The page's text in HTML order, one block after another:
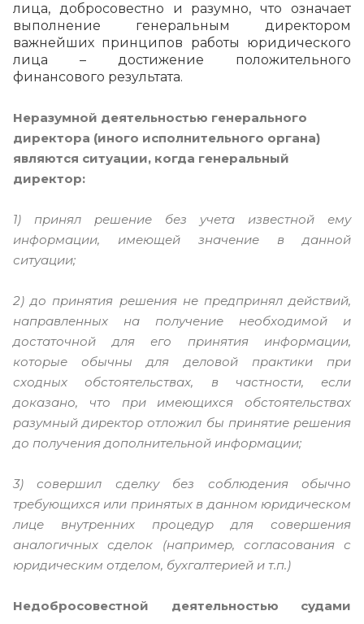
лица, добросовестно и разумно, что означает
выполнение генеральным директором
важнейших принципов работы юридического
лица – достижение положительного
финансового результата.
Неразумной деятельностью генерального
директора (иного исполнительного органа)
являются ситуации, когда генеральный
директор:
1) принял решение без учета известной ему
информации, имеющей значение в данной
ситуации;
2) до принятия решения не предпринял действий,
направленных на получение необходимой и
достаточной для его принятия информации,
которые обычны для деловой практики при
сходных обстоятельствах, в частности, если
доказано, что при имеющихся обстоятельствах
разумный директор отложил бы принятие решения
до получения дополнительной информации;
3) совершил сделку без соблюдения обычно
требующихся или принятых в данном юридическом
лице внутренних процедур для совершения
аналогичных сделок (например, согласования с
юридическим отделом, бухгалтерией и т.п.)
Недобросовестной деятельностью судами